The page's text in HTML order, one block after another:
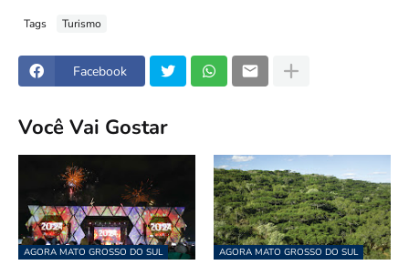
Tags Turismo
Facebook
Você Vai Gostar
AGORA MATO GROSSO DO SUL AGORA MATO GROSSO DO SUL